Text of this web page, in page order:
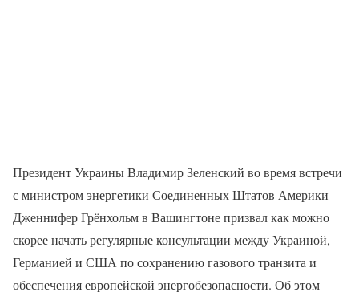
Президент Украины Владимир Зеленский во время встречи
с министром энергетики Соединенных Штатов Америки
Дженнифер Грёнхольм в Вашингтоне призвал как можно
скорее начать регулярные консультации между Украиной,
Германией и США по сохранению газового транзита и
обеспечения европейской энергобезопасности. Об этом